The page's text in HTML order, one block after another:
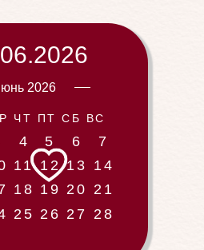
2026
28
25 26 27
21
18 19 20
13 14
4 5
6
11 12
ЧТ ПТ СБ ВС
7